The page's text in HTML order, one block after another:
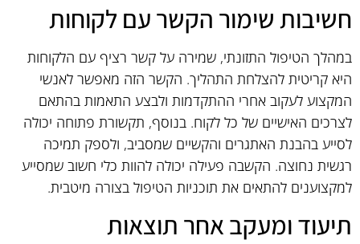
חשיבות שימור הקשר עם לקוחות
במהלך הטיפול התזונתי, שמירה על קשר רציף עם הלקוחות
היא קריטית להצלחת התהליך. הקשר הזה מאפשר לאנשי
המקצוע לעקוב אחרי ההתקדמות ולבצע התאמות בהתאם
לצרכים האישיים של כל לקוח. בנוסף, תקשורת פתוחה יכולה
לסייע בהבנת האתגרים והקשיים שמסביב, ולספק תמיכה
רגשית נחוצה. הקשבה פעילה יכולה להוות כלי חשוב שמסייע
למקצוענים להתאים את תוכניות הטיפול בצורה מיטבית.
תיעוד ומעקב אחר תוצאות